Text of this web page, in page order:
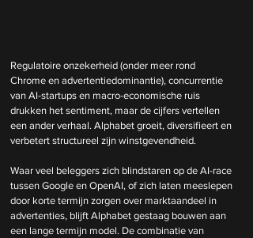
Regulatoire onzekerheid (onder meer rond
Chrome en advertentiedominantie), concurrentie
van AI-startups en macro-economische ruis
drukken het sentiment, maar de cijfers vertellen
een ander verhaal. Alphabet groeit, diversifieert en
verbetert structureel zijn winstgevendheid.
Waar veel beleggers zich blindstaren op de AI-race
tussen Google en OpenAI, of zich laten meeslepen
door korte termijn zorgen over marktaandeel in
advertenties, blijft Alphabet gestaag bouwen aan
een lange termijn model. De combinatie van